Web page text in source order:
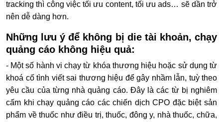
tracking thì công việc tối ưu content, tối ưu ads… sẽ dần trở
nên dễ dàng hơn.
Những lưu ý để không bị die tài khoản, chạy
quảng cáo không hiệu quả:
- Một số hành vi chạy từ khóa thương hiệu hoặc sử dụng từ
khoá cố tình viết sai thương hiệu để gây nhầm lẫn, tuỳ theo
yêu cầu của từng nhà quảng cáo. Đây là các từ bị nghiêm
cấm khi chạy quảng cáo các chiến dịch CPO đặc biệt sản
phẩm về thuốc như điều trị, thuốc, đông y, nhà thuốc, chữa,